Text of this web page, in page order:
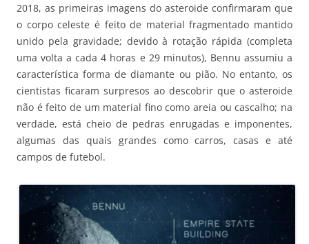
2018, as primeiras imagens do asteroide confirmaram que
o corpo celeste é feito de material fragmentado mantido
unido pela gravidade; devido à rotação rápida (completa
uma volta a cada 4 horas e 29 minutos), Bennu assumiu a
característica forma de diamante ou pião. No entanto, os
cientistas ficaram surpresos ao descobrir que o asteroide
não é feito de um material fino como areia ou cascalho; na
verdade, está cheio de pedras enrugadas e imponentes,
algumas das quais grandes como carros, casas e até
campos de futebol.